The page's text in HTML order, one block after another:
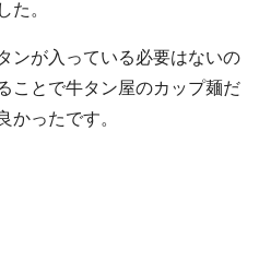
。
ンが入っている必要はないの
ことで牛タン屋のカップ麺だ
かったです。